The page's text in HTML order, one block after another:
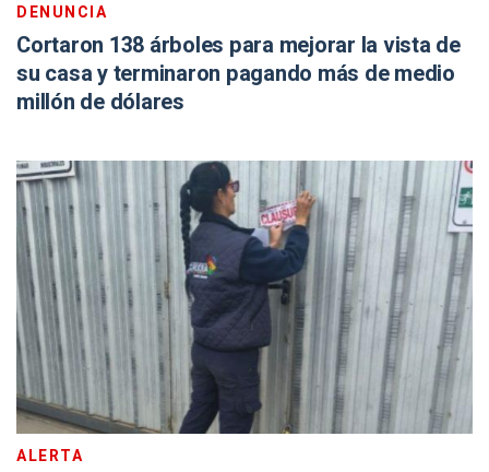
DENUNCIA
Cortaron 138 árboles para mejorar la vista de
su casa y terminaron pagando más de medio
millón de dólares
ALERTA